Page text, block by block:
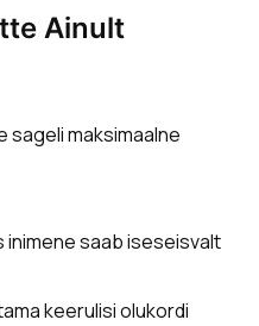
Ainult
sageli maksimaalne
inimene saab iseseisvalt
keerulisi olukordi